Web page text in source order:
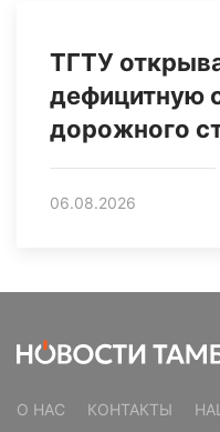
ТГТУ
дефицитную
дорожного
06.08.2026
О НАС КОНТАКТЫ